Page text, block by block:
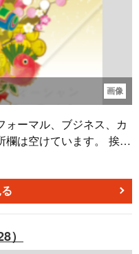
画像
ーマル、ブジネス、カ
欄は空けています。 挨拶
）